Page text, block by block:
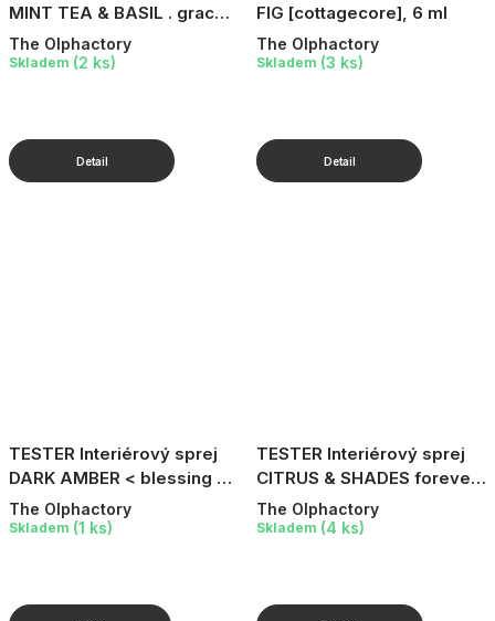
MINT TEA & BASIL . grace
., 6 ml
The Olphactory
Skladem (2 ks)
FIG [cottagecore], 6 ml
The Olphactory
Skladem (3 ks)
TESTER Interiérový sprej
DARK AMBER < blessing >,
6 ml
The Olphactory
Skladem (1 ks)
TESTER Interiérový sprej
CITRUS & SHADES forever,
6 ml
The Olphactory
Skladem (4 ks)